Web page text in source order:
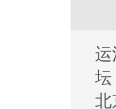
运
坛
北